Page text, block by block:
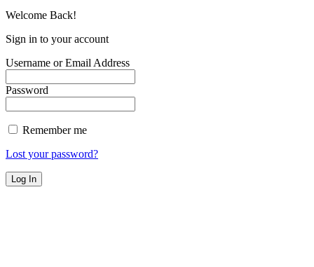
Welcome Back!
Sign in to your account
Username or Email Address
Password
Remember me
Lost your password?